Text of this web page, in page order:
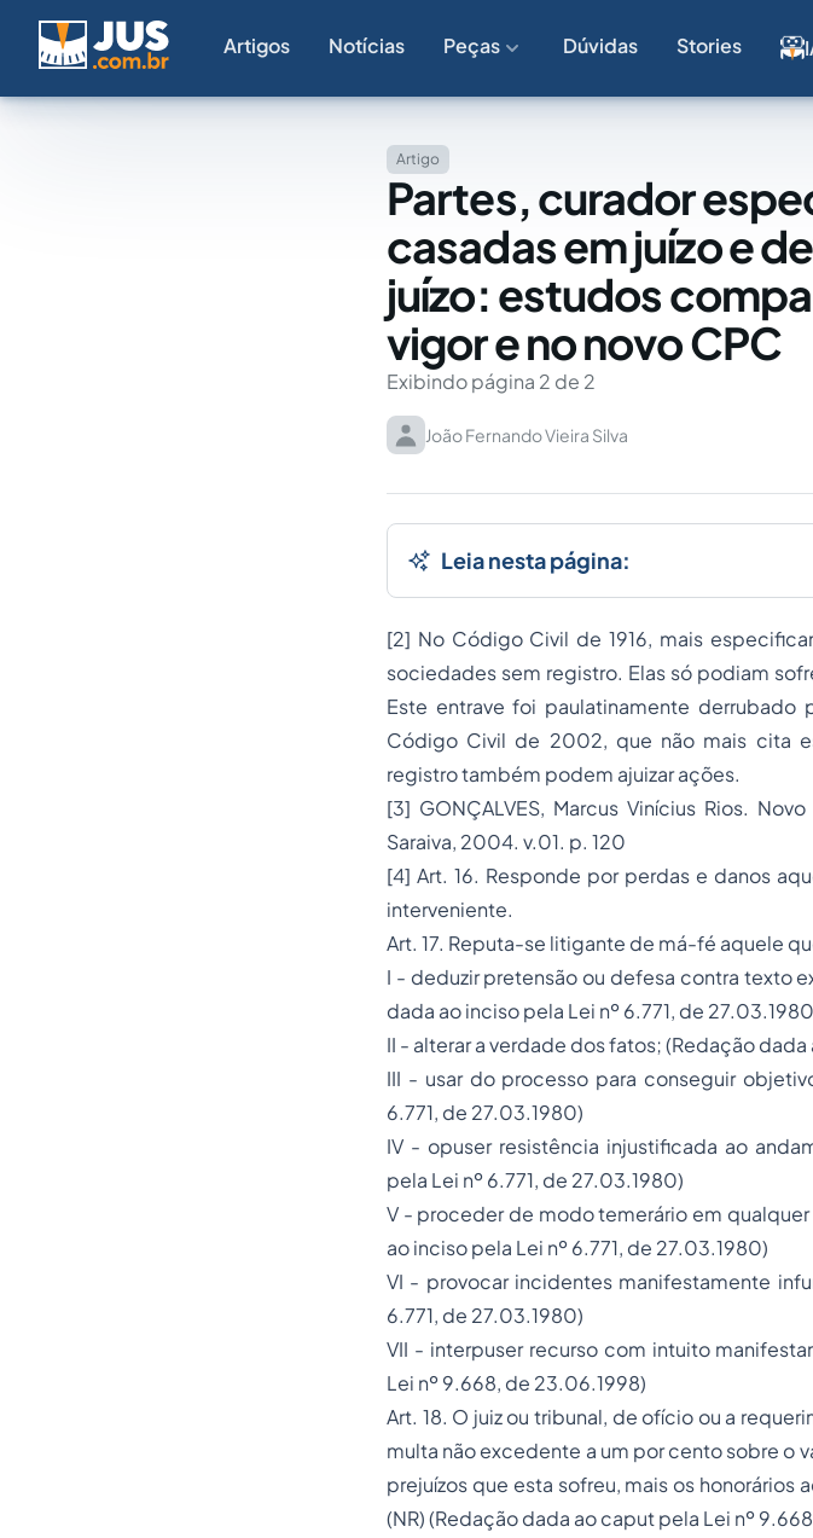
Artigos Notícias Peças Dúvidas Stories
Artigo
Partes, curador
casadas em juízo e
juízo: estudos
vigor e no novo CPC
Exibindo página 2 de 2
João Fernando Vieira Silva
Leia nesta página:
[2] No Código Civil de 1916, mais
sociedades sem registro. Elas só podiam
Este entrave foi paulatinamente
Código Civil de 2002, que não mais cita
registro também podem ajuizar ações.
[3] GONÇALVES, Marcus Vinícius Rios.
Saraiva, 2004. v.01. p. 120
[4] Art. 16. Responde por perdas e danos
interveniente.
Art. 17. Reputa-se litigante de má-fé aquele
I - deduzir pretensão ou defesa contra texto
dada ao inciso pela Lei nº 6.771, de
II - alterar a verdade dos fatos; (Redação
III - usar do processo para conseguir
6.771, de 27.03.1980)
IV - opuser resistência injustificada ao
pela Lei nº 6.771, de 27.03.1980)
V - proceder de modo temerário em
ao inciso pela Lei nº 6.771, de 27.03.1980)
VI - provocar incidentes manifestamente
6.771, de 27.03.1980)
VII - interpuser recurso com intuito
Lei nº 9.668, de 23.06.1998)
Art. 18. O juiz ou tribunal, de ofício ou a
multa não excedente a um por cento sobre o
prejuízos que esta sofreu, mais os
(NR) (Redação dada ao caput pela Lei nº